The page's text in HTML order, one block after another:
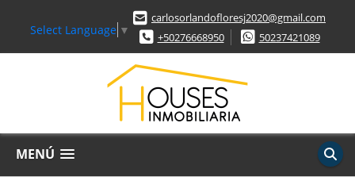
Select Language ▼
carlosorlandofloresj2020@gmail.com
+50276668950
50237421089
MENÚ